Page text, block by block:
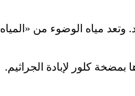
مياه الوضوء من «المياه
بمضخة كلور لإبادة الجراثيم.